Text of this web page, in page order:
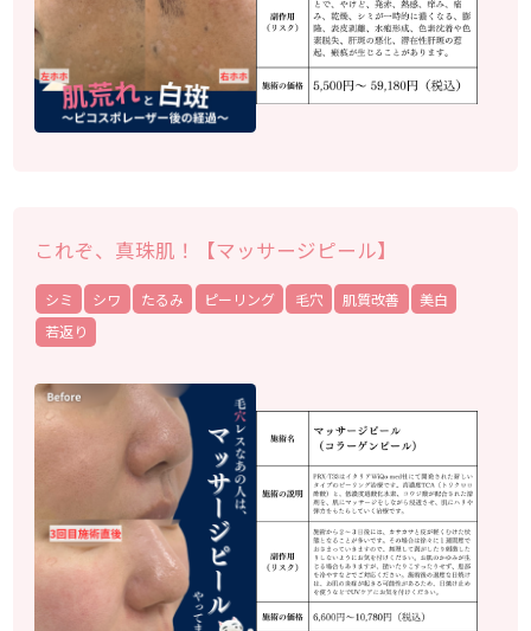
これぞ、真珠肌！【マッサージピール】
シミ シワ たるみ ピーリング 毛穴 肌質改善
美白
若返り